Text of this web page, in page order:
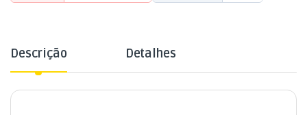
Descrição Detalhes